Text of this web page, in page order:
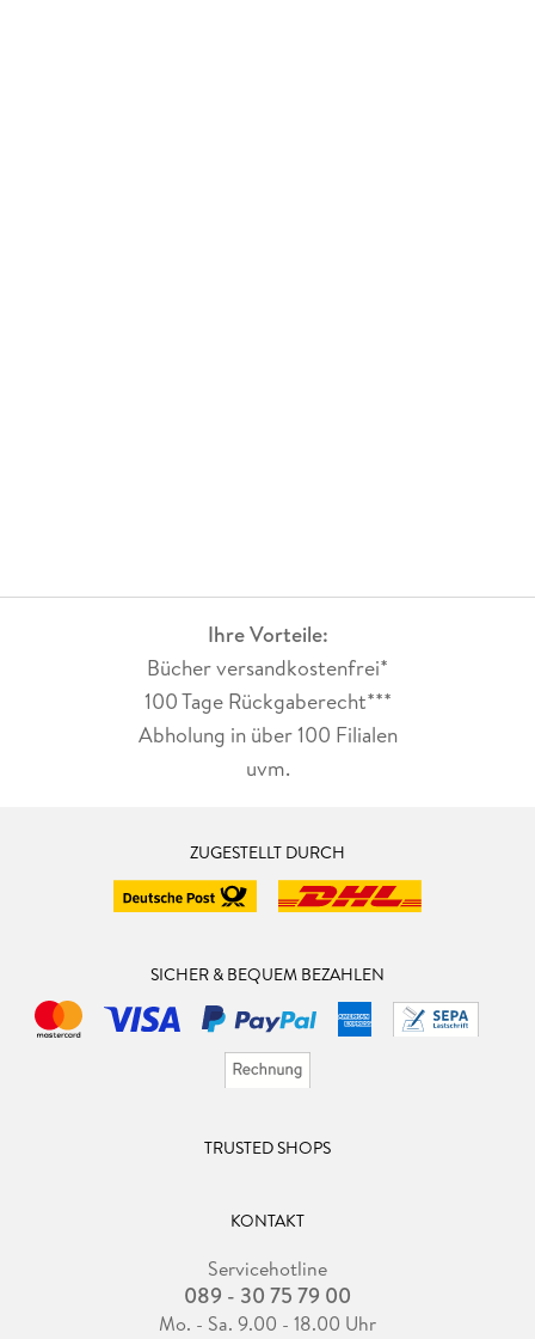
Ihre Vorteile:
Bücher versandkostenfrei*
100 Tage Rückgaberecht***
Abholung in über 100 Filialen
uvm.
ZUGESTELLT DURCH
SICHER & BEQUEM BEZAHLEN
TRUSTED SHOPS
KONTAKT
Servicehotline
089 - 30 75 79 00
Mo. - Sa. 9.00 - 18.00 Uhr